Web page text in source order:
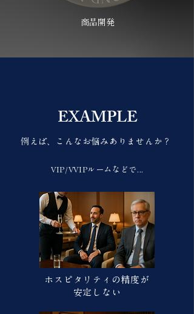
商品開発
EXAMPLE
例えば、こんなお悩みありませんか？
VIP/VVIPルームなどで...
ホスピタリティの精度が
安定しない